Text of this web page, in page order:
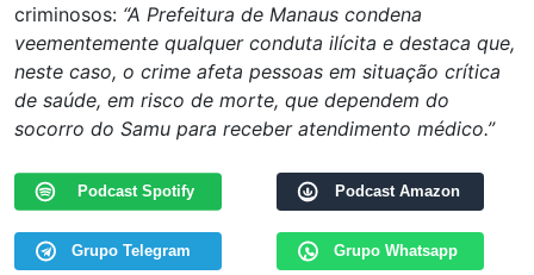
criminosos: “A Prefeitura de Manaus condena
veementemente qualquer conduta ilícita e destaca que,
neste caso, o crime afeta pessoas em situação crítica
de saúde, em risco de morte, que dependem do
socorro do Samu para receber atendimento médico.”
Podcast Spotify Podcast Amazon
Grupo Telegram Grupo Whatsapp